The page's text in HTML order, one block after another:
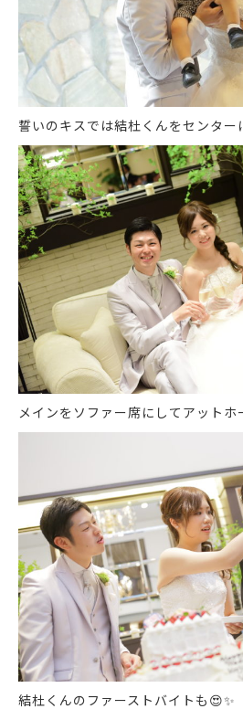
誓いのキスでは結杜くんをセンター
メインをソファー席にしてアットホ
結杜くんのファーストバイトも 😍✨